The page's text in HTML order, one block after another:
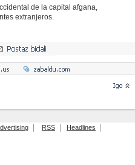
de la capital afgana,
extranjeros.
RSS Headlines